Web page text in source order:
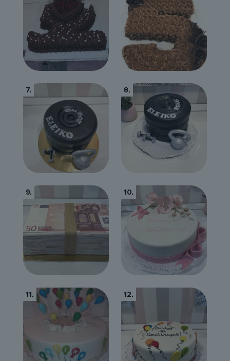
7. 8.
9. 10.
11. 12.